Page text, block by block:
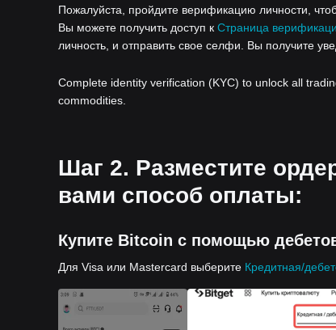
Пожалуйста, пройдите верификацию личности,
Вы можете получить доступ к Страница
личность, и отправить свое селфи. Вы получите
Complete identity verification (KYC) to unlock all
commodities.
Шаг 2. Разместите
вами способ оплаты:
Купите Bitcoin с помощью
Для Visa или Mastercard выберите Кредитная/